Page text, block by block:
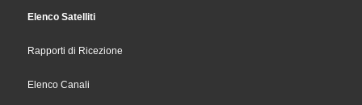
Elenco Satelliti
Rapporti di Ricezione
Elenco Canali